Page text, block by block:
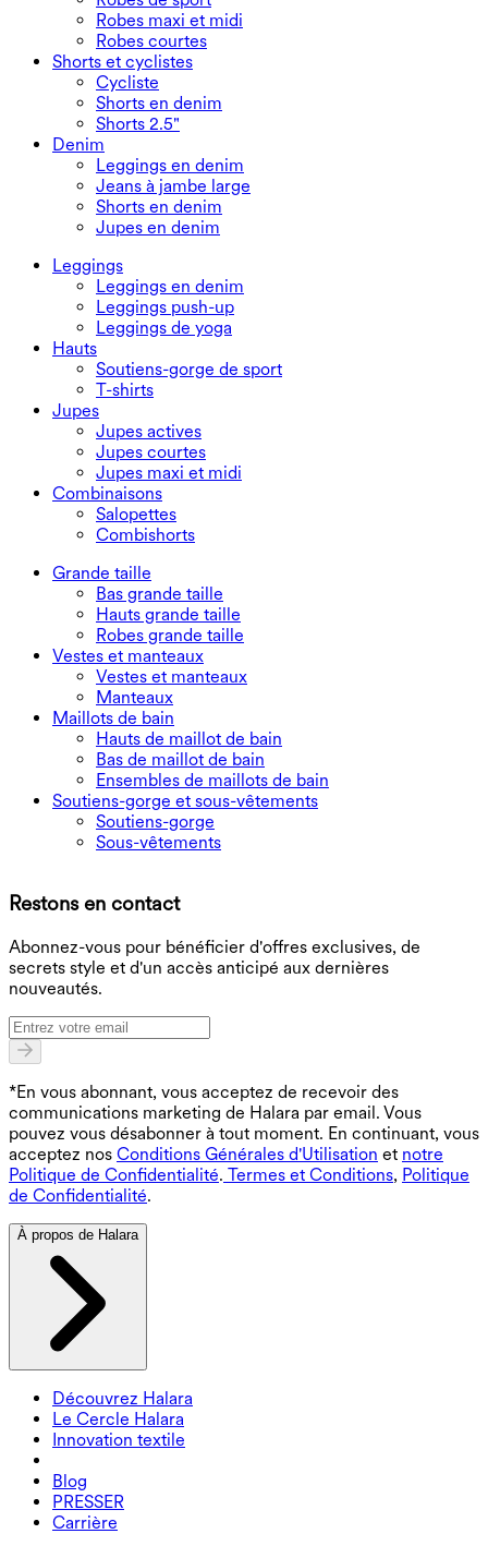
Robes maxi et midi
Robes courtes
Shorts et cyclistes
Cycliste
Shorts en denim
Shorts 2.5"
Denim
Leggings en denim
Jeans à jambe large
Shorts en denim
Jupes en denim
Leggings
Leggings en denim
Leggings push-up
Leggings de yoga
Hauts
Soutiens-gorge de sport
T-shirts
Jupes
Jupes actives
Jupes courtes
Jupes maxi et midi
Combinaisons
Salopettes
Combishorts
Grande taille
Bas grande taille
Hauts grande taille
Robes grande taille
Vestes et manteaux
Vestes et manteaux
Manteaux
Maillots de bain
Hauts de maillot de bain
Bas de maillot de bain
Ensembles de maillots de bain
Soutiens-gorge et sous-vêtements
Soutiens-gorge
Sous-vêtements
Restons en contact
Abonnez-vous pour bénéficier d'offres exclusives, de
secrets style et d'un accès anticipé aux dernières
nouveautés.
*En vous abonnant, vous acceptez de recevoir des
communications marketing de Halara par email. Vous
pouvez vous désabonner à tout moment. En continuant, vous
acceptez nos Conditions Générales d'Utilisation et notre
Politique de Confidentialité. Termes et Conditions, Politique
de Confidentialité.
À propos de Halara
Découvrez Halara
Le Cercle Halara
Innovation textile
Blog
PRESSER
Carrière